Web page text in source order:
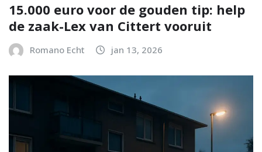
15.000 euro voor de gouden tip: help
de zaak-Lex van Cittert vooruit
Romano Echt jan 13, 2026